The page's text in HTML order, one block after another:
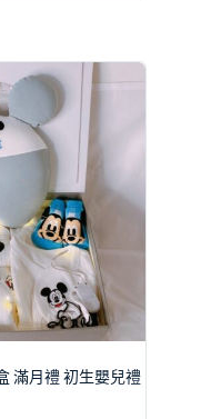
滿月禮 初生嬰兒禮